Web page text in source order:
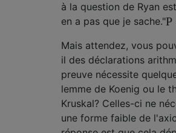
à la question de Ryan
en a pas que je sache."P
Mais attendez, vous
il des déclarations
preuve nécessite
lemme de Koenig ou le
Kruskal? Celles-ci ne
une forme faible de